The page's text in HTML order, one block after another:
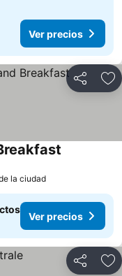
Ver precios
Compartir
la ciudad
Ver precios
Compartir